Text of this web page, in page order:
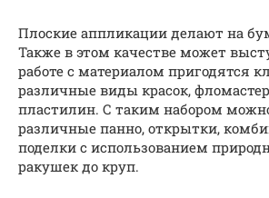
Плоские аппликации делают на
Также в этом качестве может
работе с материалом пригодятся
различные виды красок,
пластилин. С таким набором
различные панно, открытки,
поделки с использованием
ракушек до круп.